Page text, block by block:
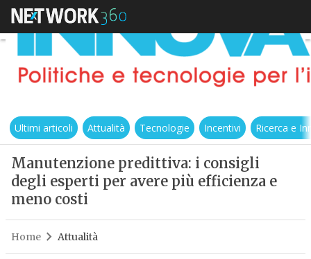
Ultimi articoli Attualità Tecnologie Incentivi Ricerca e
Manutenzione predittiva: i consigli
degli esperti per avere più efficienza e
meno costi
Home Attualità